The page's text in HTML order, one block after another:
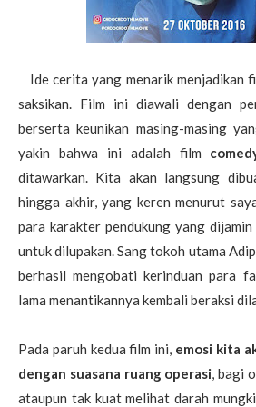
Ide cerita yang menarik menjadikan
saksikan. Film ini diawali dengan
berserta keunikan masing-masing
yakin bahwa ini adalah film
ditawarkan. Kita akan langsung
hingga akhir, yang keren menurut
para karakter pendukung yang
untuk dilupakan. Sang tokoh utama
berhasil mengobati kerinduan para
lama menantikannya kembali beraksi
Pada paruh kedua film ini, emosi kita
dengan suasana ruang operasi, bagi
ataupun tak kuat melihat darah